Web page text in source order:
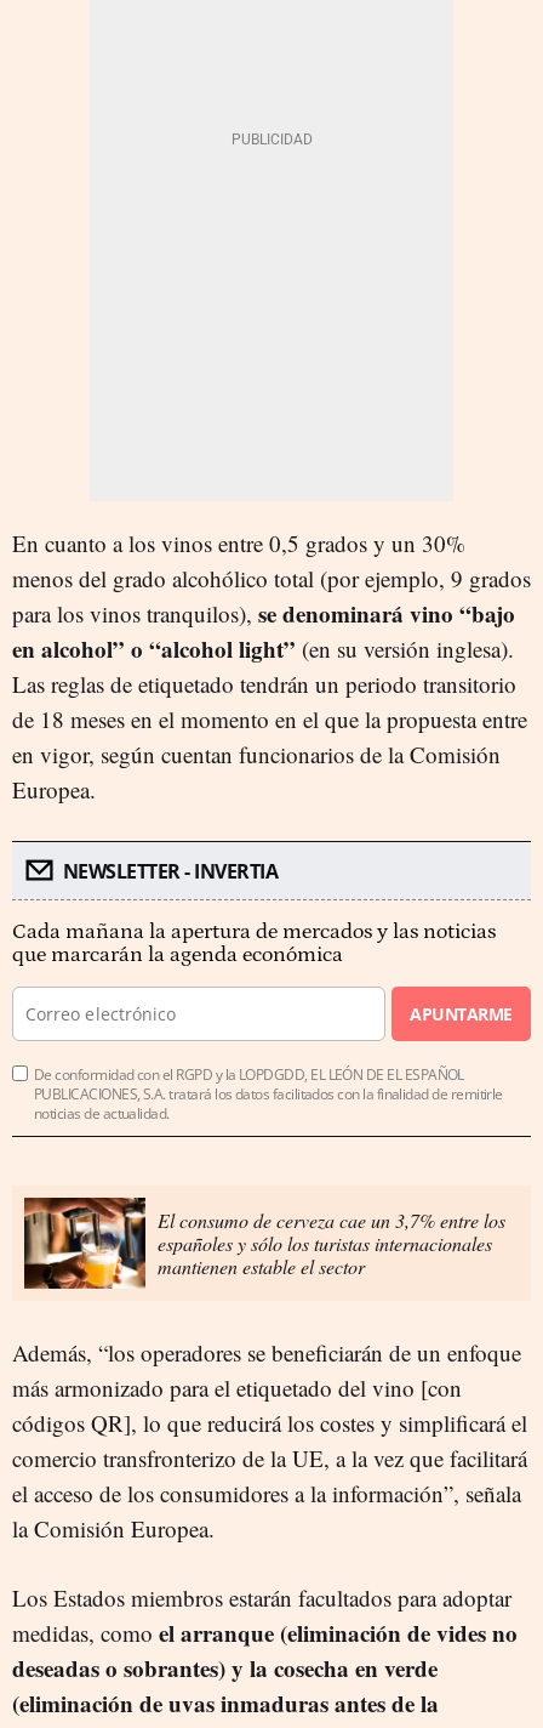
En cuanto a los vinos entre 0,5 grados y un 30%
menos del grado alcohólico total (por ejemplo, 9 grados
para los vinos tranquilos), se denominará vino “bajo
en alcohol” o “alcohol light” (en su versión inglesa).
Las reglas de etiquetado tendrán un periodo transitorio
de 18 meses en el momento en el que la propuesta entre
en vigor, según cuentan funcionarios de la Comisión
Europea.
NEWSLETTER - INVERTIA
Cada mañana la apertura de mercados y las noticias
que marcarán la agenda económica
APUNTARME
De conformidad con el RGPD y la LOPDGDD, EL LEÓN DE EL ESPAÑOL
PUBLICACIONES, S.A. tratará los datos facilitados con la finalidad de remitirle
noticias de actualidad.
El consumo de cerveza cae un 3,7% entre los
españoles y sólo los turistas internacionales
mantienen estable el sector
Además, “los operadores se beneficiarán de un enfoque
más armonizado para el etiquetado del vino [con
códigos QR], lo que reducirá los costes y simplificará el
comercio transfronterizo de la UE, a la vez que facilitará
el acceso de los consumidores a la información”, señala
la Comisión Europea.
Los Estados miembros estarán facultados para adoptar
medidas, como el arranque (eliminación de vides no
deseadas o sobrantes) y la cosecha en verde
(eliminación de uvas inmaduras antes de la